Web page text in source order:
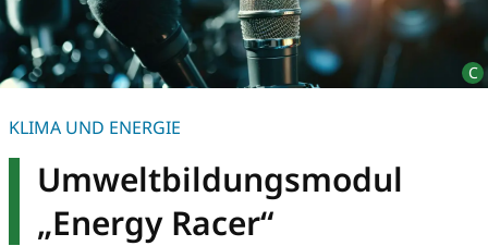
KLIMA UND ENERGIE
Umweltbildungsmodul
„Energy Racer“